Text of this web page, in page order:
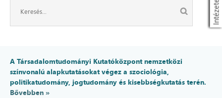
Intézetek
A Társadalomtudományi Kutatóközpont nemzetközi
színvonalú alapkutatásokat végez a szociológia,
politikatudomány, jogtudomány és kisebbségkutatás terén.
Bővebben »